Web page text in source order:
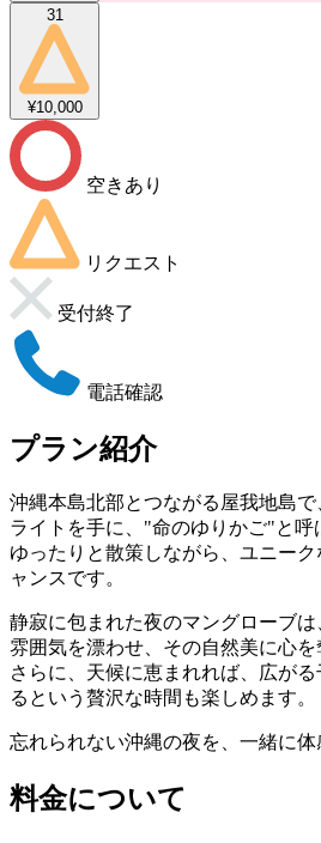
31
¥10,000
空きあり
リクエスト
受付終了
電話確認
プラン紹介
沖縄本島北部とつながる屋我地島
ライトを手に、"命のゆりかご"と呼
ゆったりと散策しながら、ユニー
ャンスです。
静寂に包まれた夜のマングローブ
雰囲気を漂わせ、その自然美に心を
さらに、天候に恵まれれば、広が
るという贅沢な時間も楽しめます。
忘れられない沖縄の夜を、一緒に体
料金について